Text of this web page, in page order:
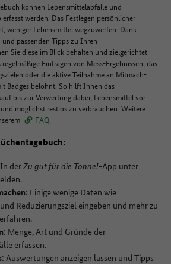
können Lebensmittelabfälle und
werden. Das Festlegen persönlicher
weniger Lebensmittel wegzuwerfen. Dank
passenden Tipps zu Ihren
Sie diese im Blick behalten und zielgerichtet
Eintragen von Mess-Ergebnissen, das
oder die aktive Teilnahme an Mitmach-
Badges belohnt. So hilft Ihnen das
bis zur Verwertung dabei, Lebensmittel vor
möglichst restlos zu verbrauchen. Weitere
FAQ.
derZu gut für die Tonne!-App unter
: Einige wenige Daten wie
Reduzierungsziel eingeben und mehr zu
: Menge, Art und Gründe der
erfassen.
: Auswertungen anzeigen lassen und Tipps